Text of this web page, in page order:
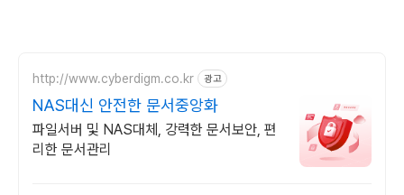
http://www.cyberdigm.co.kr 광고
NAS대신 안전한 문서중앙화
파일서버 및 NAS대체, 강력한 문서보안, 편
리한 문서관리